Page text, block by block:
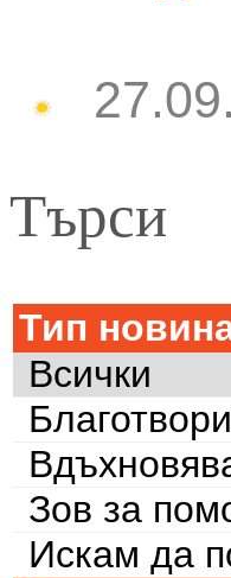
Търси
Тип
Всички
Зов за
Искам да